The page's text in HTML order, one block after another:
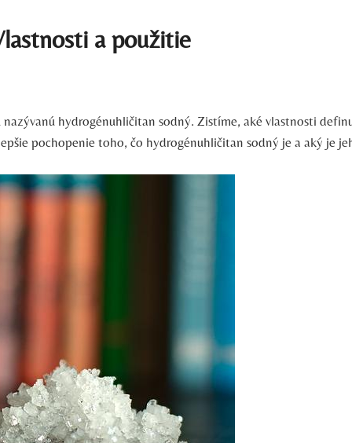
a použitie
hydrogénuhličitan sodný. Zistíme, aké vlastnosti
pochopenie toho, čo hydrogénuhličitan sodný je a aký je